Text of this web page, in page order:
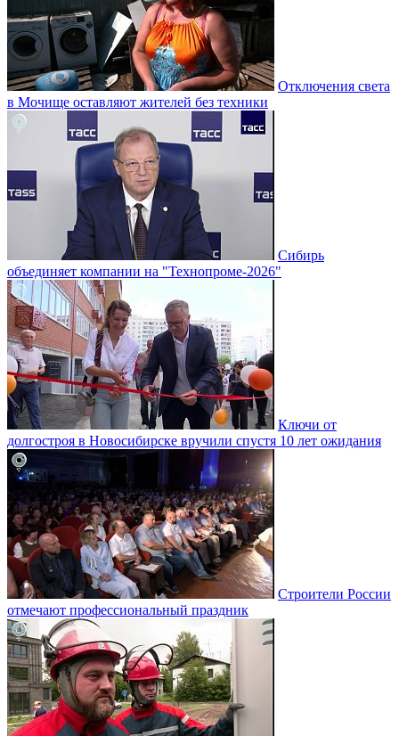
Отключения света
в Мочище оставляют жителей без техники
Сибирь
объединяет компании на "Технопроме-2026"
Ключи от
долгостроя в Новосибирске вручили спустя 10 лет ожидания
Строители России
отмечают профессиональный праздник